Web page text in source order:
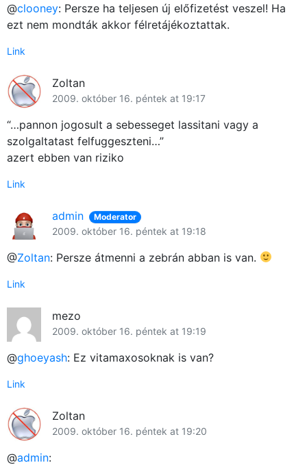
@clooney: Persze ha teljesen új előfizetést veszel! Ha
ezt nem mondták akkor félretájékoztattak.
Link
Zoltan
2009. október 16. péntek at 19:17
“…pannon jogosult a sebesseget lassitani vagy a
szolgaltatast felfuggeszteni…”
azert ebben van riziko
Link
admin Moderator
2009. október 16. péntek at 19:18
@Zoltan: Persze átmenni a zebrán abban is van.
Link
mezo
2009. október 16. péntek at 19:19
@ghoeyash: Ez vitamaxosoknak is van?
Link
Zoltan
2009. október 16. péntek at 19:20
@admin:
Főoldal
Apple szerviz